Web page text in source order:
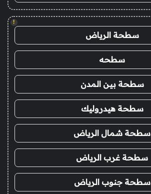
!
سطحة الرياض
سطحه
سطحة بين المدن
سطحة هيدروليك
سطحة شمال الرياض
سطحة غرب الرياض
سطحة جنوب الرياض